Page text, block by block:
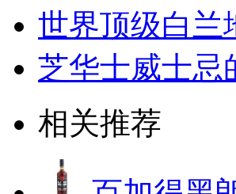
世界顶级白兰
芝华士威士忌
相关推荐